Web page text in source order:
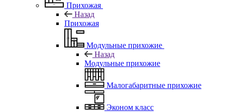
Прихожая
Назад
Прихожая
Модульные прихожие
Назад
Модульные прихожие
Малогабаритные прихожие
Эконом класс